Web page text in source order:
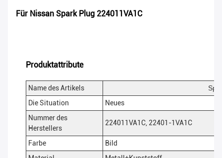
Für Nissan Spark Plug 224011VA1C
Produktattribute
Name des Artikels
Die Situation
Neues
Nummer des
Herstellers
224011VA1C, 22401-1VA1C
Farbe
Bild